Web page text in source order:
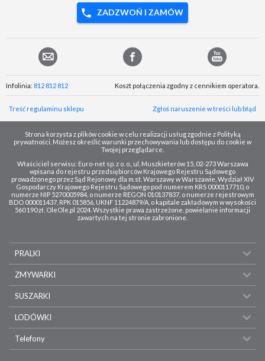
ZADZWOŃ I ZAMÓW
Infolinia: 812 812 812 Koszt połączenia zgodny z cennikiem operatora.
Treść regulaminu sklepu Zgłoś naruszenie w treści lub błąd
Strona korzysta z plików cookie w celu realizacji usług zgodnie z Polityką
prywatności. Możesz określić warunki przechowywania lub dostępu do cookie w
Twojej przeglądarce.
Właściciel serwisu: Euro-net sp. z o. o., ul. Muszkieterów 15, 02-273 Warszawa
wpisana do rejestru przedsiębiorców Krajowego Rejestru Sądowego
prowadzonego przez Sąd Rejonowy dla m.st. Warszawy w Warszawie, Wydział XIV
Gospodarczy Krajowego Rejestru Sądowego pod numerem KRS 0000117710, o
numerze NIP 5270005984, o numerze REGON 010137837, o numerze rejestrowym
BDO 000011437, RPK 015856, UKNF 11224879/A, o kapitale zakładowym w wysokości
560 190 zł. OleOle.pl 2024. Wszystkie prawa zastrzeżone, powielanie informacji
zawartych na tej stronie zabronione.
PRALKI
ZMYWARKI
SUSZARKI
LODÓWKI
Telefony